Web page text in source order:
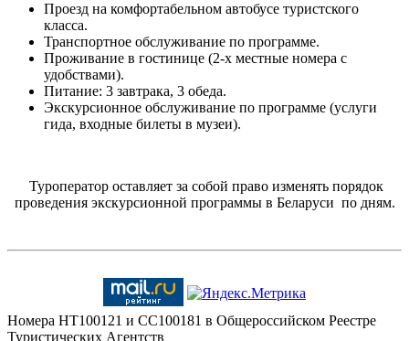
Проезд на комфортабельном автобусе туристского
класса.
Транспортное обслуживание по программе.
Проживание в гостинице (2-х местные номера с
удобствами).
Питание: 3 завтрака, 3 обеда.
Экскурсионное обслуживание по программе (услуги
гида, входные билеты в музеи).
Туроператор оставляет за собой право изменять порядок
проведения экскурсионной программы в Беларуси по дням.
Номера HT100121 и CC100181 в Общероссийском Реестре
Туристических Агентств